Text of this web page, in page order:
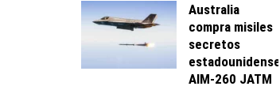
Australia
compra misiles
secretos
estadounidenses
AIM-260 JATM